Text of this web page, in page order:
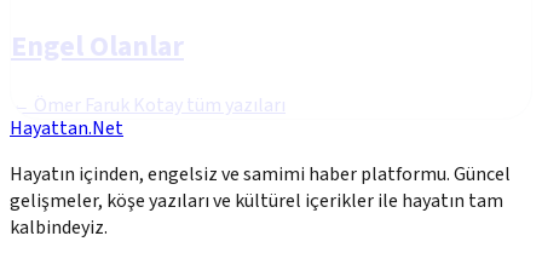
Engel Olanlar
← Ömer Faruk Kotaytüm yazıları
Hayattan.Net
Hayatın içinden, engelsiz ve samimi haber platformu. Güncel
gelişmeler, köşe yazıları ve kültürel içerikler ile hayatın tam
kalbindeyiz.